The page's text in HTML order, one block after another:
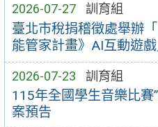
2026-07-27 訓育組
臺北市稅捐稽徵處舉辦
能管家計畫》AI互動遊
2026-07-23 訓育組
115年全國學生音樂比賽
案預告